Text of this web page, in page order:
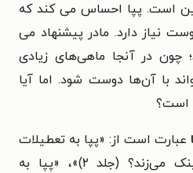
است. پپا احساس می کند که
نیاز دارد. مادر پیشنهاد می
چون در آنجا ماهی‌های زیادی
با آن‌ها دوست شود. اما آیا
است؟
عبارت است از: «پپا به تعطیلات
می‌رود (جلد ۱)»، «پپا عینک می‌زند؟ (جلد ۲)»، «پپا به